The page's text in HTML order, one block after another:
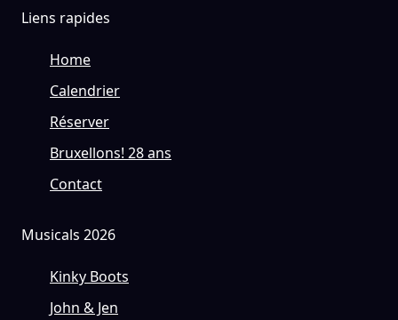
Liens rapides
Home
Calendrier
Réserver
Bruxellons! 28 ans
Contact
Musicals 2026
Kinky Boots
John & Jen